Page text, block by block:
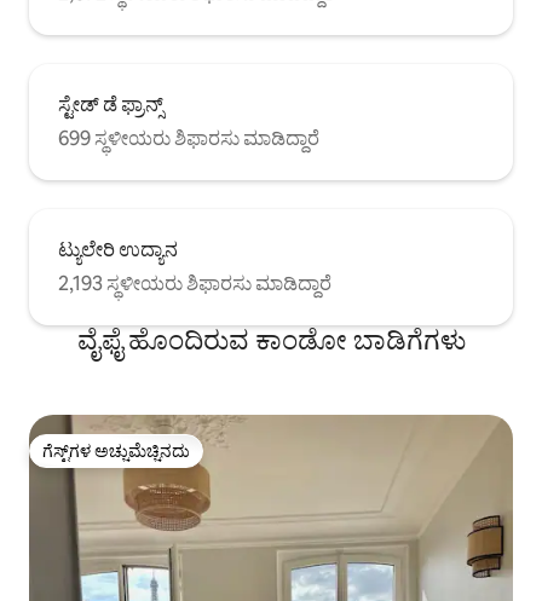
ಸ್ಟೇಡ್ ಡೆ ಫ್ರಾನ್ಸ್
699 ಸ್ಥಳೀಯರು ಶಿಫಾರಸು ಮಾಡಿದ್ದಾರೆ
ಟ್ಯುಲೇರಿ ಉದ್ಯಾನ
2,193 ಸ್ಥಳೀಯರು ಶಿಫಾರಸು ಮಾಡಿದ್ದಾರೆ
ವೈಫೈ ಹೊಂದಿರುವ ಕಾಂಡೋ ಬಾಡಿಗೆಗಳು
ಗೆಸ್ಟ್‌ಗಳ ಅಚ್ಚುಮೆಚ್ಚಿನದು
ಗೆಸ್ಟ್‌ಗಳ ಅಚ್ಚುಮೆಚ್ಚಿನದು